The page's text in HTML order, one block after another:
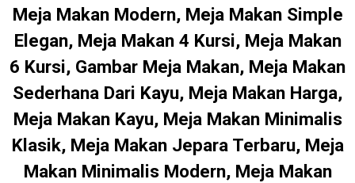
Meja Makan Modern, Meja Makan Simple
Elegan, Meja Makan 4 Kursi, Meja Makan
6 Kursi, Gambar Meja Makan, Meja Makan
Sederhana Dari Kayu, Meja Makan Harga,
Meja Makan Kayu, Meja Makan Minimalis
Klasik, Meja Makan Jepara Terbaru, Meja
Makan Minimalis Modern, Meja Makan